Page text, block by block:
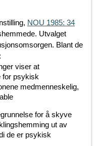
NOU 1985: 34
Utvalget
Blant de
viser at
for psykisk
medmenneskelig,
for å skyve
ut av
de er psykisk